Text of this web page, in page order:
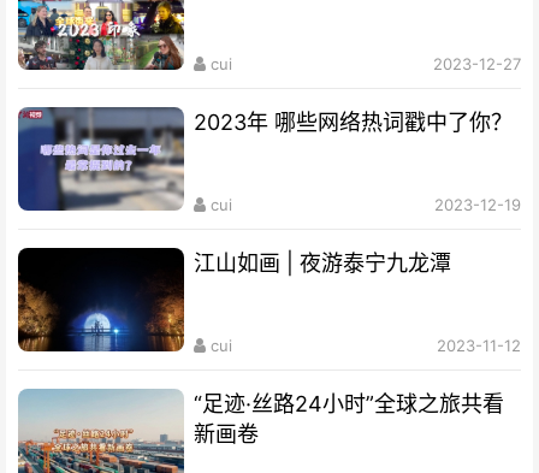
cui 2023-12-27
2023年 哪些网络热词戳中了你？
cui 2023-12-19
江山如画 | 夜游泰宁九龙潭
cui 2023-11-12
“足迹·丝路24小时”全球之旅共看
新画卷